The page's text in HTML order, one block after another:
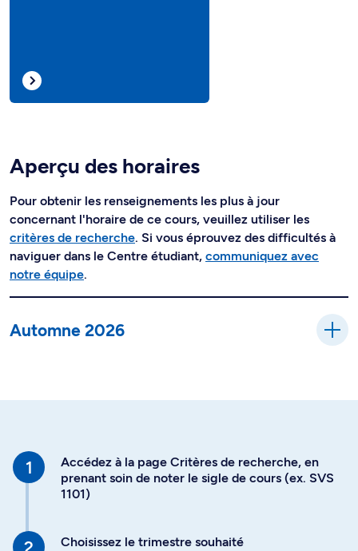
Aperçu des horaires
Pour obtenir les renseignements les plus à jour
concernant l'horaire de ce cours, veuillez utiliser les
critères de recherche. Si vous éprouvez des difficultés à
naviguer dans le Centre étudiant, communiquez avec
notre équipe.
Automne 2026
Accédez à la page Critères de recherche, en
prenant soin de noter le sigle de cours (ex. SVS
1101)
Choisissez le trimestre souhaité